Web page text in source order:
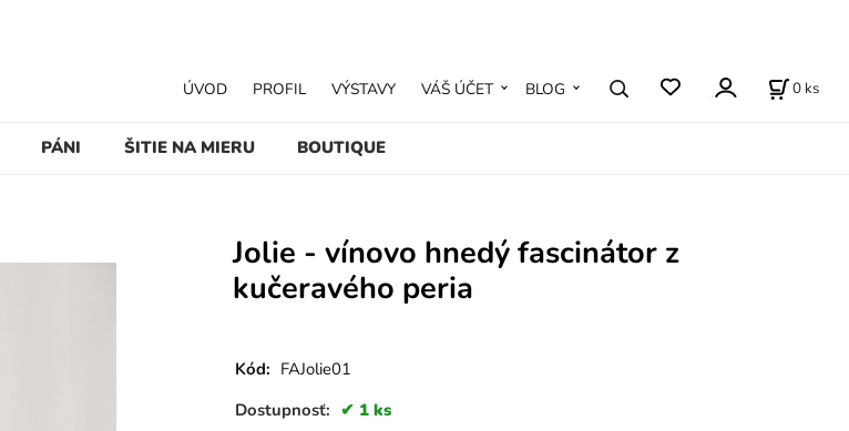
PÁNI ŠITIE NA MIERU BOUTIQUE
ÚVOD PROFIL VÝSTAVY VÁŠ ÚČET BLOG 0 ks
Jolie - vínovo hnedý fascinátor z
kučeravého peria
Kód: FAJolie01
Dostupnosť:
1 ks